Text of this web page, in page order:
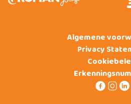
Algemene
Privacy